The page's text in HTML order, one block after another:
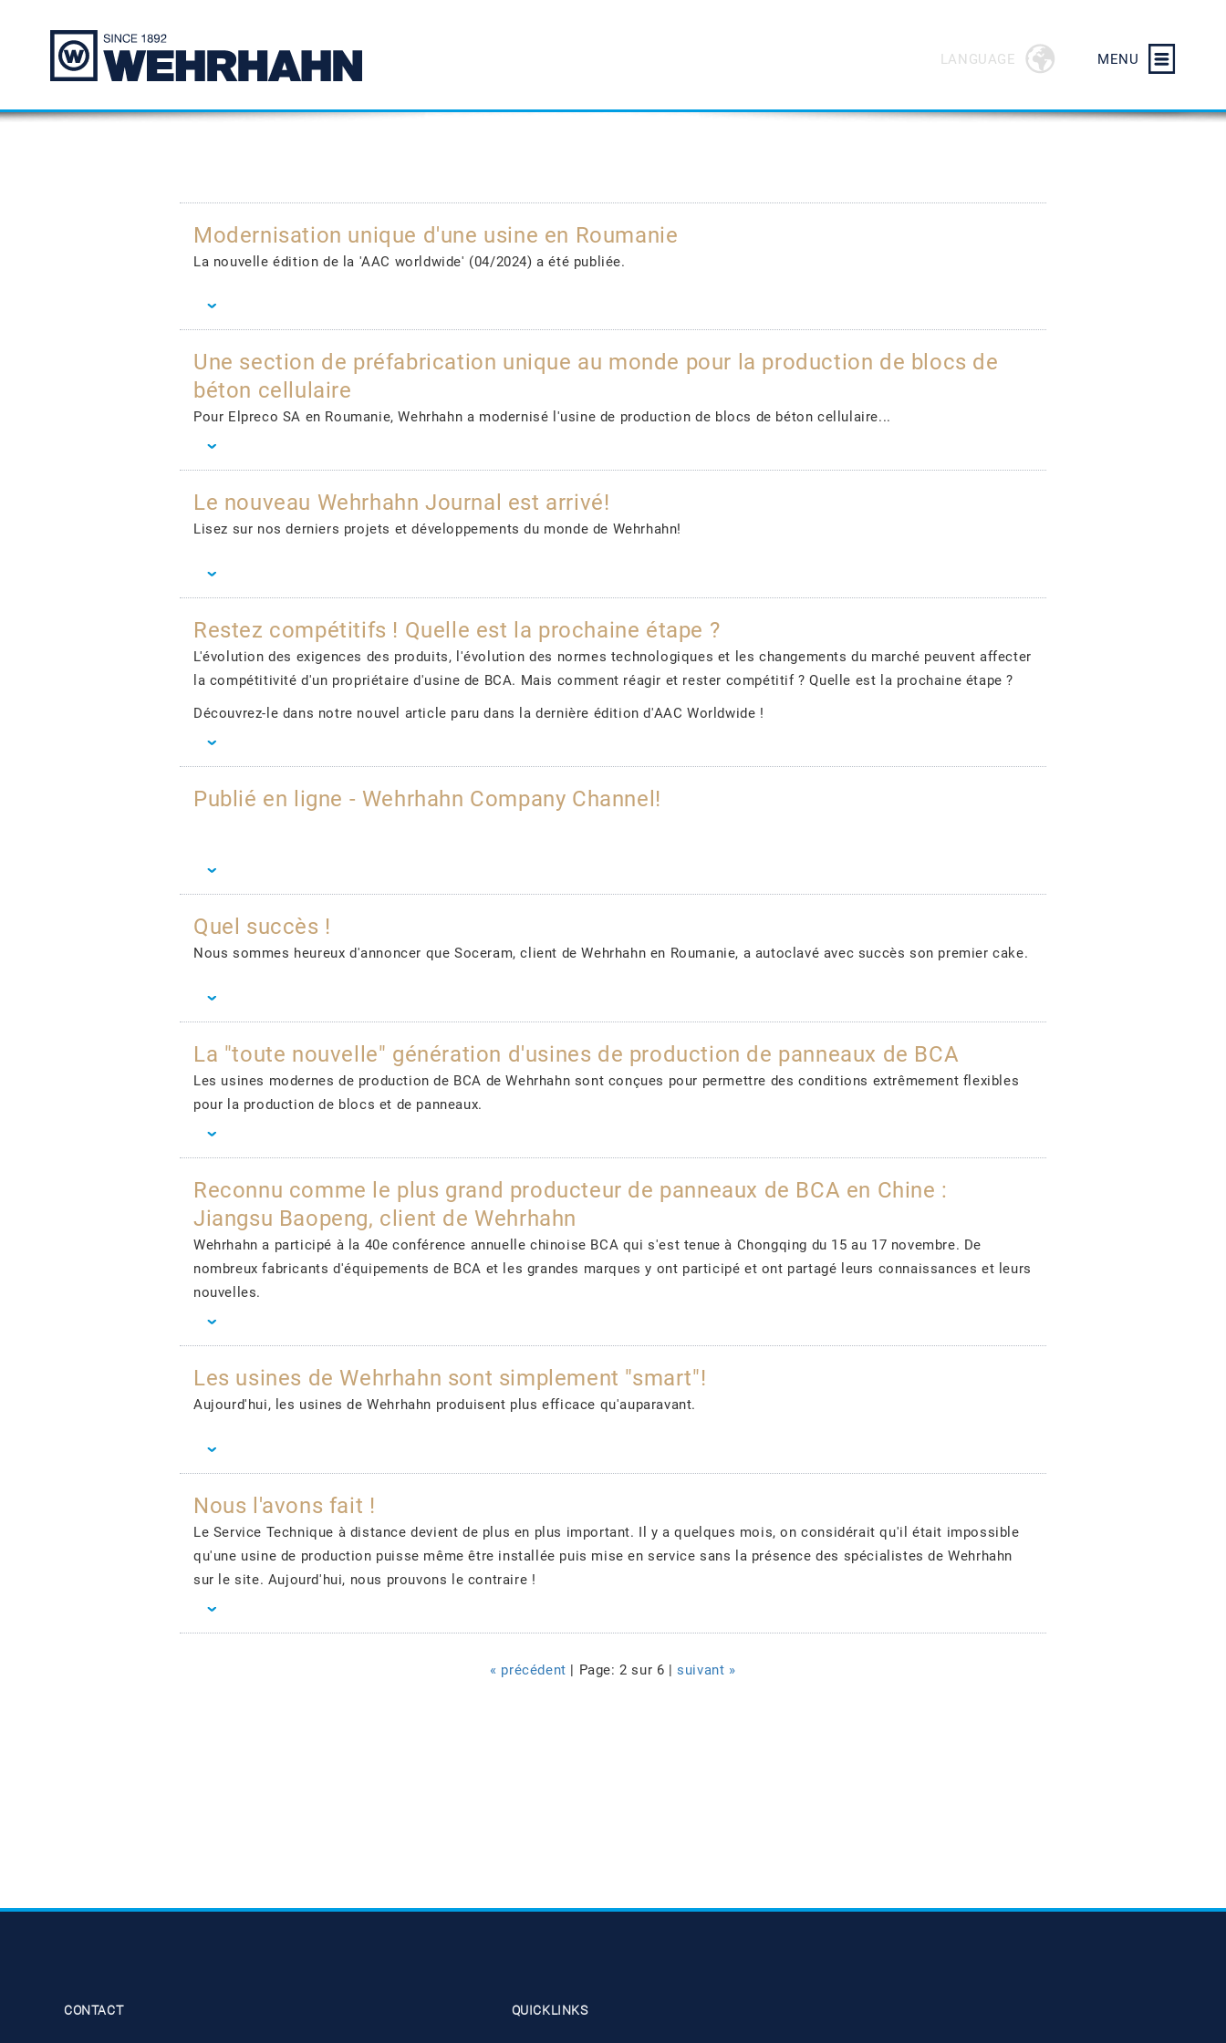
MENU
LANGUAGE
Modernisation unique d'une usine en Roumanie
La nouvelle édition de la 'AAC worldwide' (04/2024) a été publiée.
Une section de préfabrication unique au monde pour la production de blocs de
béton cellulaire
Pour Elpreco SA en Roumanie, Wehrhahn a modernisé l'usine de production de blocs de béton cellulaire...
Le nouveau Wehrhahn Journal est arrivé!
Lisez sur nos derniers projets et développements du monde de Wehrhahn!
Restez compétitifs ! Quelle est la prochaine étape ?
L'évolution des exigences des produits, l'évolution des normes technologiques et les changements du marché peuvent affecter
la compétitivité d'un propriétaire d'usine de BCA. Mais comment réagir et rester compétitif ? Quelle est la prochaine étape ?
Découvrez-le dans notre nouvel article paru dans la dernière édition d'AAC Worldwide !
Publié en ligne - Wehrhahn Company Channel!
Quel succès !
Nous sommes heureux d'annoncer que Soceram, client de Wehrhahn en Roumanie, a autoclavé avec succès son premier cake.
La "toute nouvelle" génération d'usines de production de panneaux de BCA
Les usines modernes de production de BCA de Wehrhahn sont conçues pour permettre des conditions extrêmement flexibles
pour la production de blocs et de panneaux.
Reconnu comme le plus grand producteur de panneaux de BCA en Chine :
Jiangsu Baopeng, client de Wehrhahn
Wehrhahn a participé à la 40e conférence annuelle chinoise BCA qui s'est tenue à Chongqing du 15 au 17 novembre. De
nombreux fabricants d'équipements de BCA et les grandes marques y ont participé et ont partagé leurs connaissances et leurs
nouvelles.
Les usines de Wehrhahn sont simplement "smart"!
Aujourd'hui, les usines de Wehrhahn produisent plus efficace qu'auparavant.
Nous l'avons fait !
Le Service Technique à distance devient de plus en plus important. Il y a quelques mois, on considérait qu'il était impossible
qu'une usine de production puisse même être installée puis mise en service sans la présence des spécialistes de Wehrhahn
sur le site. Aujourd'hui, nous prouvons le contraire !
« précédent | Page: 2 sur 6 |suivant »
CONTACT QUICKLINKS